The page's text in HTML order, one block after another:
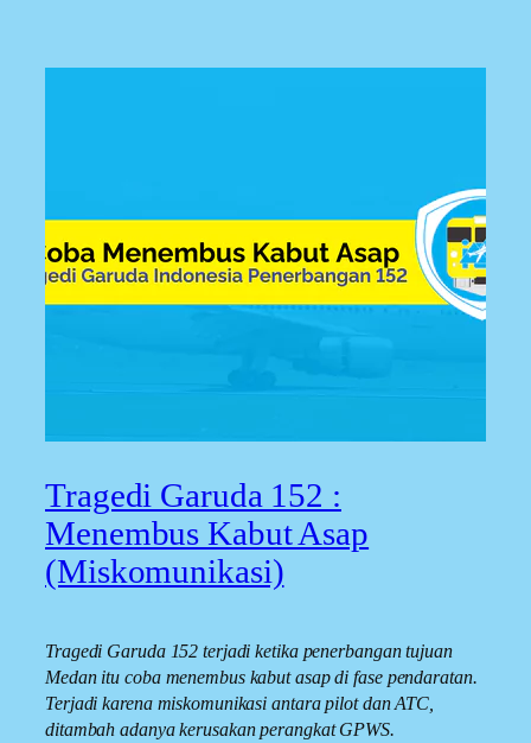
Tragedi Garuda 152 :
Menembus Kabut Asap
(Miskomunikasi)
Tragedi Garuda 152 terjadi ketika penerbangan tujuan
Medan itu coba menembus kabut asap di fase pendaratan.
Terjadi karena miskomunikasi antara pilot dan ATC,
ditambah adanya kerusakan perangkat GPWS.